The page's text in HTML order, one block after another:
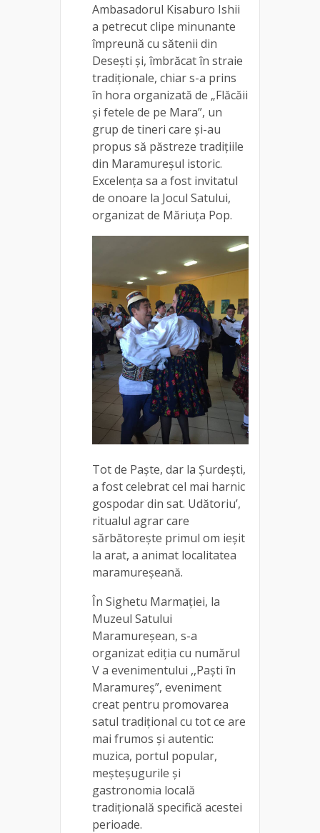
Ambasadorul Kisaburo Ishii
a petrecut clipe minunante
împreună cu sătenii din
Desești și, îmbrăcat în straie
tradiționale, chiar s-a prins
în hora organizată de „Flăcăii
și fetele de pe Mara”, un
grup de tineri care și-au
propus să păstreze tradițiile
din Maramureșul istoric.
Excelența sa a fost invitatul
de onoare la Jocul Satului,
organizat de Măriuța Pop.
Tot de Paște, dar la Șurdești,
a fost celebrat cel mai harnic
gospodar din sat. Udătoriu’,
ritualul agrar care
sărbătoreşte primul om ieșit
la arat, a animat localitatea
maramureșeană.
În Sighetu Marmației, la
Muzeul Satului
Maramureșean, s-a
organizat ediţia cu numărul
V a evenimentului ,,Paşti în
Maramureş”, eveniment
creat pentru promovarea
satul tradițional cu tot ce are
mai frumos și autentic:
muzica, portul popular,
meșteșugurile și
gastronomia locală
tradițională specifică acestei
perioade.